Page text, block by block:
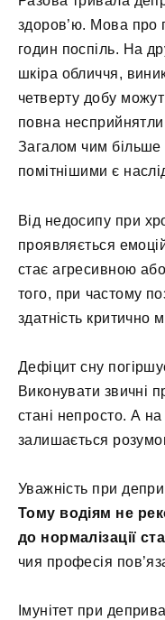
здоров’ю. Мова про
годин поспіль. На
шкіра обличчя,
четверту добу
повна
Загалом чим
помітнішими є
Від недосипу при
проявляється
стає агресивною
того, при частому
здатність критично
Дефіцит сну
Виконувати звичні
стані непросто. А
залишається
Уважність при
Тому водіям не
до нормалізації
чия професія
Імунітет при